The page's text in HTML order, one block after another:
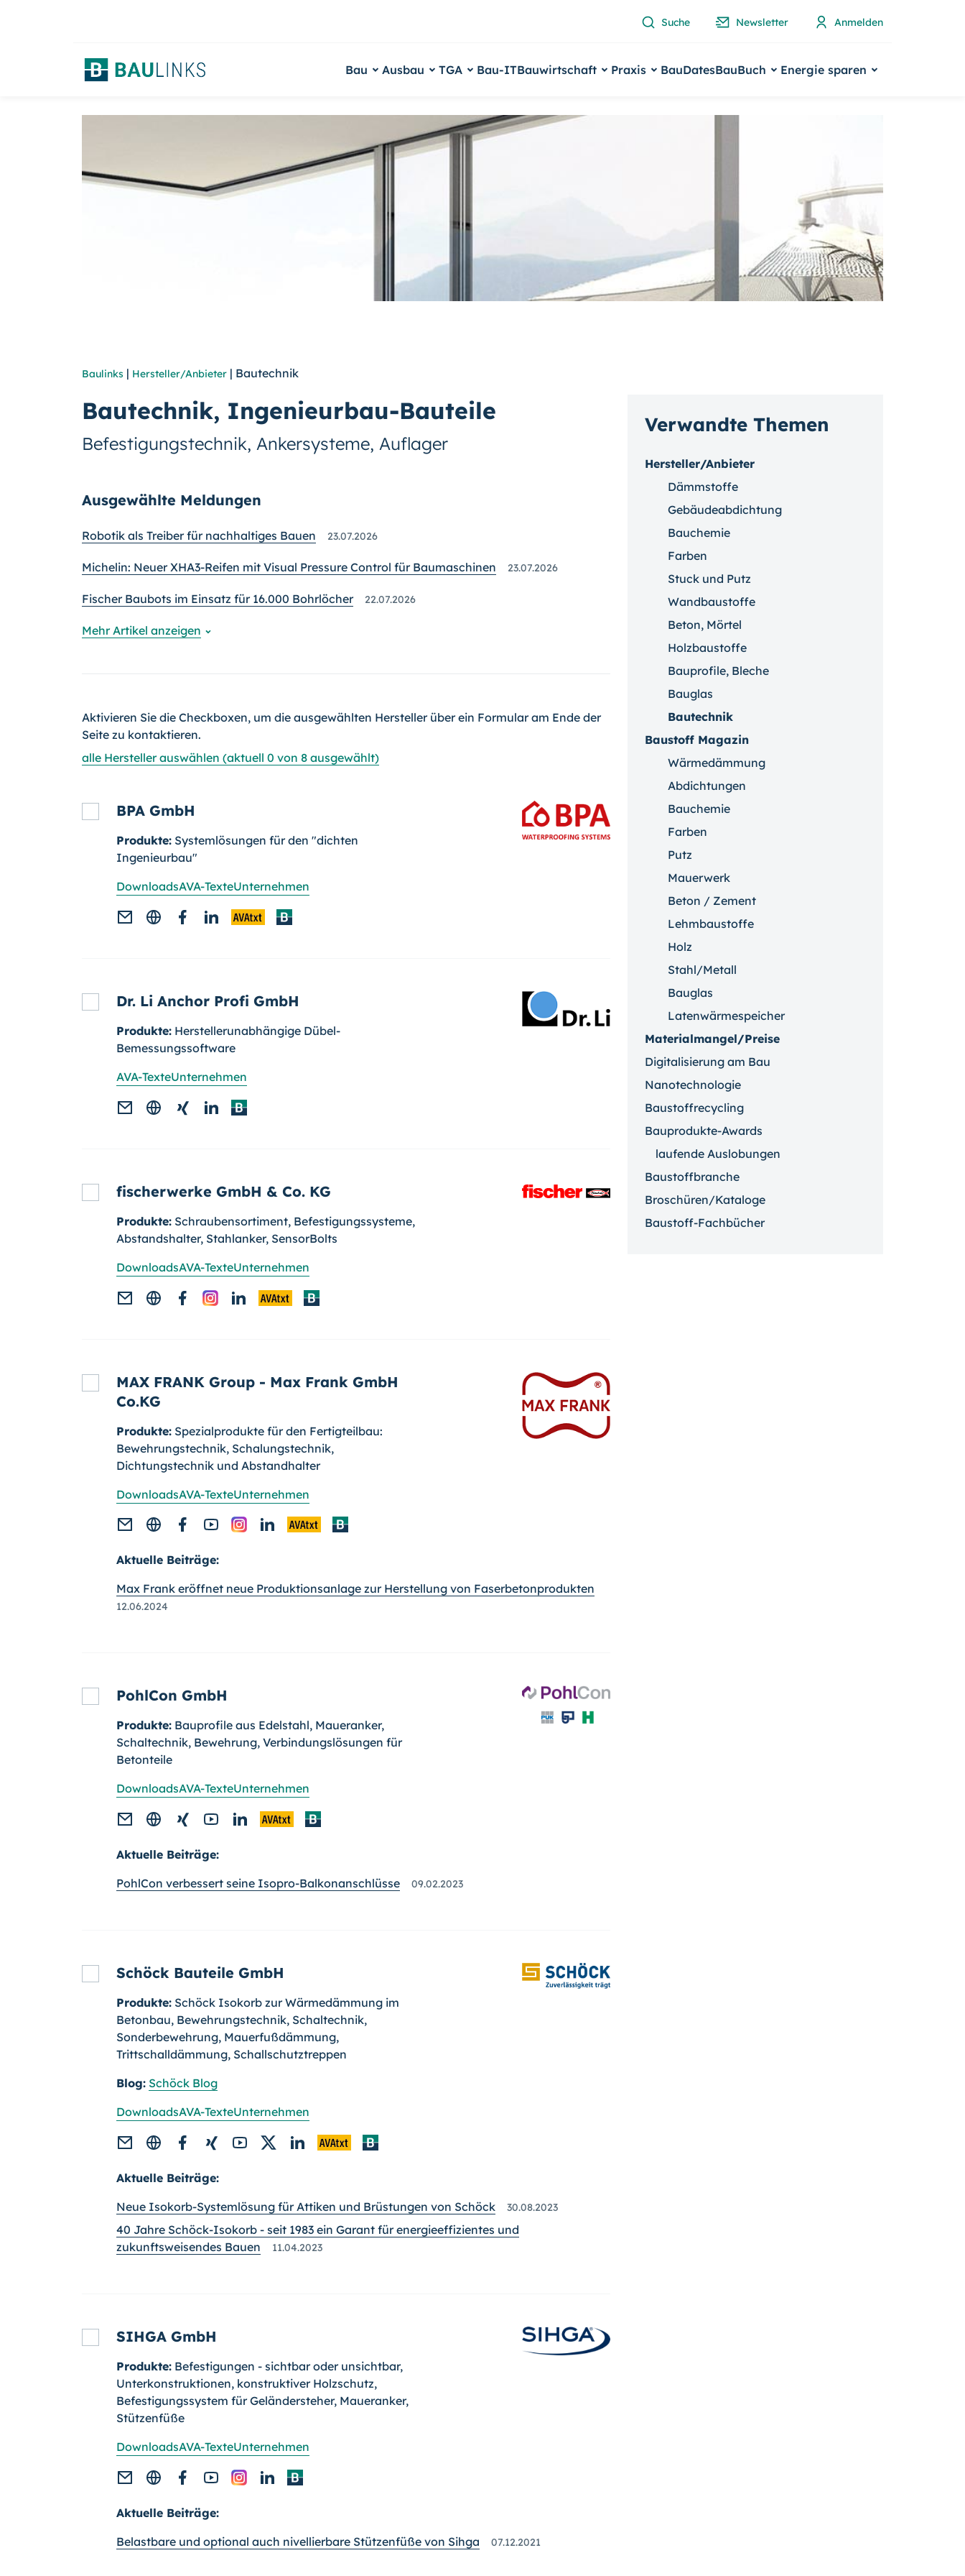
Suche Newsletter Anmelden
Bau Ausbau TGA Bau-ITBauwirtschaft Praxis BauDatesBauBuch Energie sparen
Baulinks | Hersteller/Anbieter | Bautechnik
Bautechnik, Ingenieurbau-Bauteile
Befestigungstechnik, Ankersysteme, Auflager
Ausgewählte Meldungen
Robotik als Treiber für nachhaltiges Bauen 23.07.2026
Michelin: Neuer XHA3-Reifen mit Visual Pressure Control für Baumaschinen 23.07.2026
Fischer Baubots im Einsatz für 16.000 Bohrlöcher 22.07.2026
Mehr Artikel anzeigen
Aktivieren Sie die Checkboxen, um die ausgewählten Hersteller über ein Formular am Ende der
Seite zu kontaktieren.
alle Hersteller auswählen (aktuell 0 von 8 ausgewählt)
BPA GmbH
Produkte: Systemlösungen für den "dichten
Ingenieurbau"
DownloadsAVA-TexteUnternehmen
Dr. Li Anchor Profi GmbH
Produkte: Herstellerunabhängige Dübel-
Bemessungssoftware
AVA-TexteUnternehmen
fischerwerke GmbH & Co. KG
Produkte: Schraubensortiment, Befestigungssysteme,
Abstandshalter, Stahlanker, SensorBolts
DownloadsAVA-TexteUnternehmen
MAX FRANK Group - Max Frank GmbH
Co.KG
Produkte: Spezialprodukte für den Fertigteilbau:
Bewehrungstechnik, Schalungstechnik,
Dichtungstechnik und Abstandhalter
DownloadsAVA-TexteUnternehmen
Aktuelle Beiträge:
Max Frank eröffnet neue Produktionsanlage zur Herstellung von Faserbetonprodukten
12.06.2024
PohlCon GmbH
Produkte: Bauprofile aus Edelstahl, Maueranker,
Schaltechnik, Bewehrung, Verbindungslösungen für
Betonteile
DownloadsAVA-TexteUnternehmen
Aktuelle Beiträge:
PohlCon verbessert seine Isopro-Balkonanschlüsse
09.02.2023
Schöck Bauteile GmbH
Produkte: Schöck Isokorb zur Wärmedämmung im
Betonbau, Bewehrungstechnik, Schaltechnik,
Sonderbewehrung, Mauerfußdämmung,
Trittschalldämmung, Schallschutztreppen
Blog: Schöck Blog
DownloadsAVA-TexteUnternehmen
Aktuelle Beiträge:
Neue Isokorb-Systemlösung für Attiken und Brüstungen von Schöck
30.08.2023
40 Jahre Schöck-Isokorb - seit 1983 ein Garant für energieeffizientes und
zukunftsweisendes Bauen
11.04.2023
SIHGA GmbH
Produkte: Befestigungen - sichtbar oder unsichtbar,
Unterkonstruktionen, konstruktiver Holzschutz,
Befestigungssystem für Geländersteher, Maueranker,
Stützenfüße
DownloadsAVA-TexteUnternehmen
Aktuelle Beiträge:
Belastbare und optional auch nivellierbare Stützenfüße von Sihga
07.12.2021
Verwandte Themen
Hersteller/Anbieter
Dämmstoffe
Gebäudeabdichtung
Bauchemie
Farben
Stuck und Putz
Wandbaustoffe
Beton, Mörtel
Holzbaustoffe
Bauprofile, Bleche
Bauglas
Bautechnik
Baustoff Magazin
Wärmedämmung
Abdichtungen
Bauchemie
Farben
Putz
Mauerwerk
Beton / Zement
Lehmbaustoffe
Holz
Stahl/Metall
Bauglas
Latenwärmespeicher
Materialmangel/Preise
Digitalisierung am Bau
Nanotechnologie
Baustoffrecycling
Bauprodukte-Awards
laufende Auslobungen
Baustoffbranche
Broschüren/Kataloge
Baustoff-Fachbücher